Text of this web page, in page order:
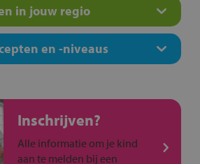
in jouw regio
en -niveaus
Inschrijven?
Alle informatie om je kind
aan te melden bij een